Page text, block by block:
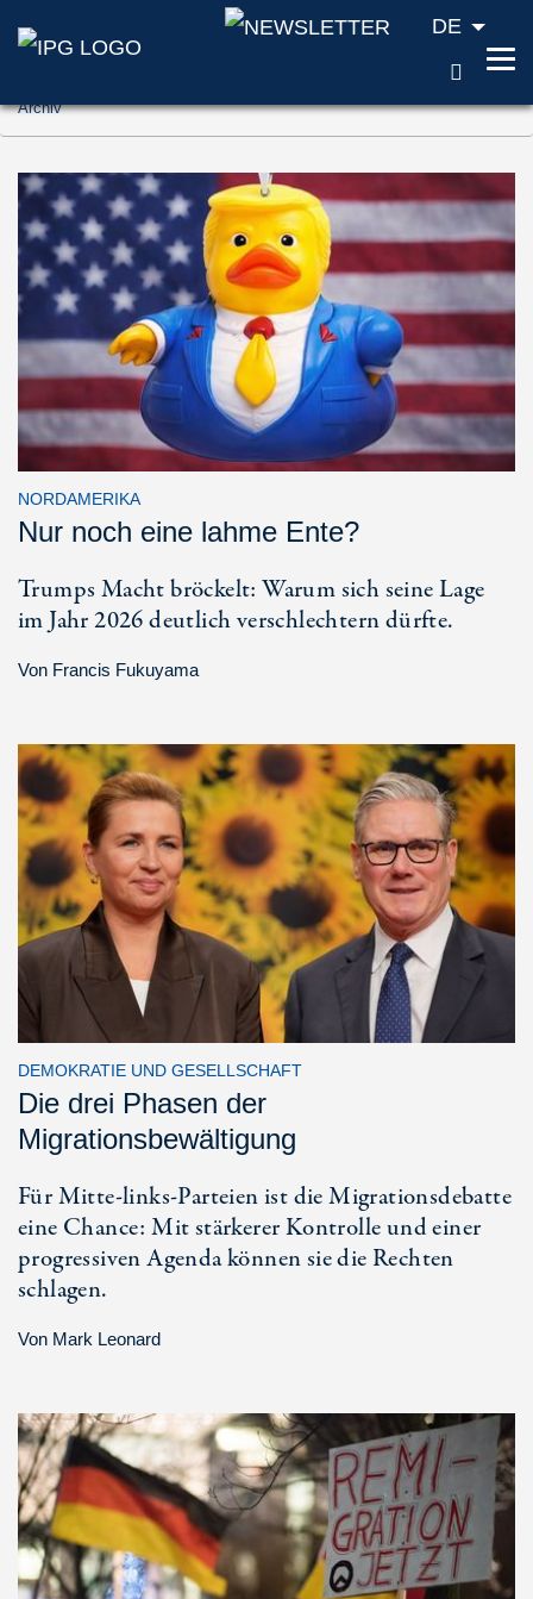
Zum Inhalt springen (Accesskey '1')
Zur Suche springen (Accesskey '2')
Zur Navigation springen (Accesskey '3')
DE
Archiv
NORDAMERIKA
Nur noch eine lahme Ente?
Trumps Macht bröckelt: Warum sich seine Lage
im Jahr 2026 deutlich verschlechtern dürfte.
Von Francis Fukuyama
DEMOKRATIE UND GESELLSCHAFT
Die drei Phasen der
Migrationsbewältigung
Für Mitte-links-Parteien ist die Migrationsdebatte
eine Chance: Mit stärkerer Kontrolle und einer
progressiven Agenda können sie die Rechten
schlagen.
Von Mark Leonard